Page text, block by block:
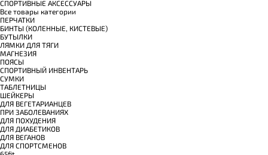
СПОРТИВНЫЕ АКСЕССУАРЫ
Все товары категории
ПЕРЧАТКИ
БИНТЫ (КОЛЕННЫЕ, КИСТЕВЫЕ)
БУТЫЛКИ
ЛЯМКИ ДЛЯ ТЯГИ
МАГНЕЗИЯ
ПОЯСЫ
СПОРТИВНЫЙ ИНВЕНТАРЬ
СУМКИ
ТАБЛЕТНИЦЫ
ШЕЙКЕРЫ
ДЛЯ ВЕГЕТАРИАНЦЕВ
ПРИ ЗАБОЛЕВАНИЯХ
ДЛЯ ПОХУДЕНИЯ
ДЛЯ ДИАБЕТИКОВ
ДЛЯ ВЕГАНОВ
ДЛЯ СПОРТСМЕНОВ